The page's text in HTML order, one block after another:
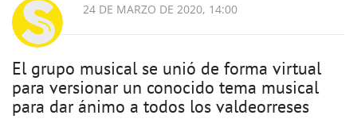
24 DE MARZO DE 2020, 14:00
El grupo musical se unió de forma virtual
para versionar un conocido tema musical
para dar ánimo a todos los valdeorreses